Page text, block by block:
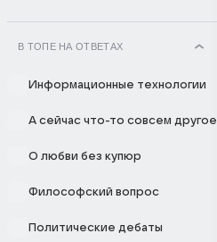
В ТОПЕ НА ОТВЕТАХ
Информационные технологии
А сейчас что-то совсем другое
О любви без купюр
Философский вопрос
Политические дебаты